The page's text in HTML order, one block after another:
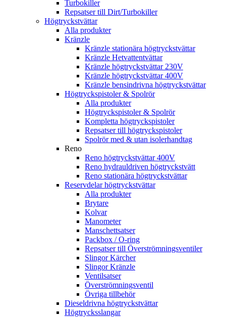
Turbokiller
Repsatser till Dirt/Turbokiller
Högtryckstvättar
Alla produkter
Kränzle
Kränzle stationära högtryckstvättar
Kränzle Hetvattentvättar
Kränzle högtryckstvättar 230V
Kränzle högtryckstvättar 400V
Kränzle bensindrivna högtryckstvättar
Högtryckspistoler & Spolrör
Alla produkter
Högtryckspistoler & Spolrör
Kompletta högtryckspistoler
Repsatser till högtryckspistoler
Spolrör med & utan isolerhandtag
Reno
Reno högtryckstvättar 400V
Reno hydrauldriven högtryckstvätt
Reno stationära högtryckstvättar
Reservdelar högtryckstvättar
Alla produkter
Brytare
Kolvar
Manometer
Manschettsatser
Packbox / O-ring
Repsatser till Överströmningsventiler
Slingor Kärcher
Slingor Kränzle
Ventilsatser
Överströmningsventil
Övriga tillbehör
Dieseldrivna högtryckstvättar
Högtrycksslangar